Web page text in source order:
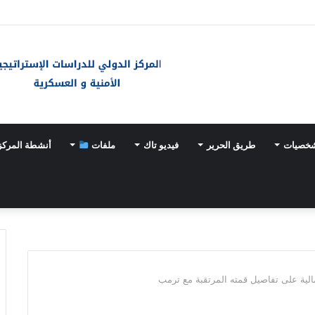
طريق الحرير فيديو تاك ملفات أنشطة المركز
على تفاصيل قمته المرتقبة مع ترمب